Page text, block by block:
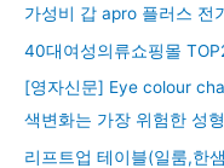
가성비 갑 apro 플러스 전
40대여성의류쇼핑몰
[영자신문] Eye colour
색변화는 가장 위험한 성
리프트업 테이블(일룸,한